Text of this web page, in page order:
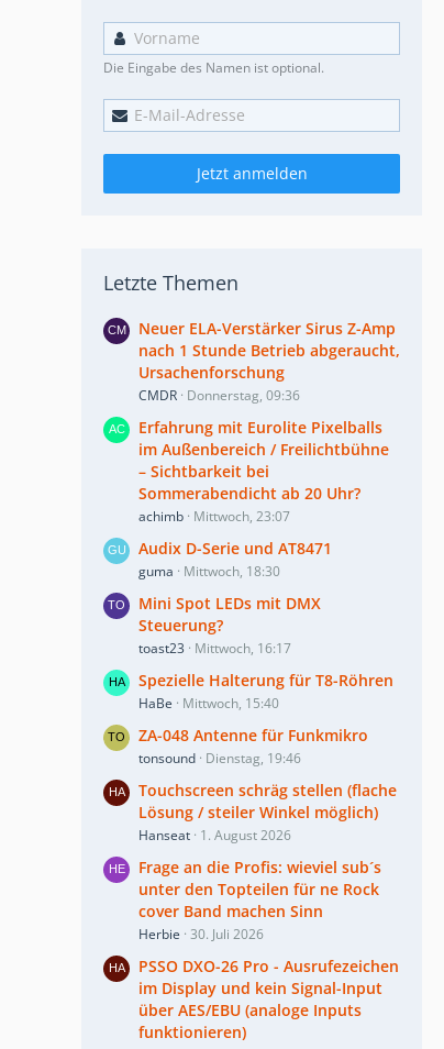
Die Eingabe des Namen ist optional.
Jetzt anmelden
Letzte Themen
Neuer ELA-Verstärker Sirus Z-Amp
nach 1 Stunde Betrieb abgeraucht,
Ursachenforschung
CMDR Donnerstag, 09:36
Erfahrung mit Eurolite Pixelballs
im Außenbereich / Freilichtbühne
– Sichtbarkeit bei
Sommerabendicht ab 20 Uhr?
achimb Mittwoch, 23:07
Audix D-Serie und AT8471
guma Mittwoch, 18:30
Mini Spot LEDs mit DMX
Steuerung?
toast23 Mittwoch, 16:17
Spezielle Halterung für T8-Röhren
HaBe Mittwoch, 15:40
ZA-048 Antenne für Funkmikro
tonsound Dienstag, 19:46
Touchscreen schräg stellen (flache
Lösung / steiler Winkel möglich)
Hanseat 1. August 2026
Frage an die Profis: wieviel sub´s
unter den Topteilen für ne Rock
cover Band machen Sinn
Herbie 30. Juli 2026
PSSO DXO-26 Pro - Ausrufezeichen
im Display und kein Signal-Input
über AES/EBU (analoge Inputs
funktionieren)